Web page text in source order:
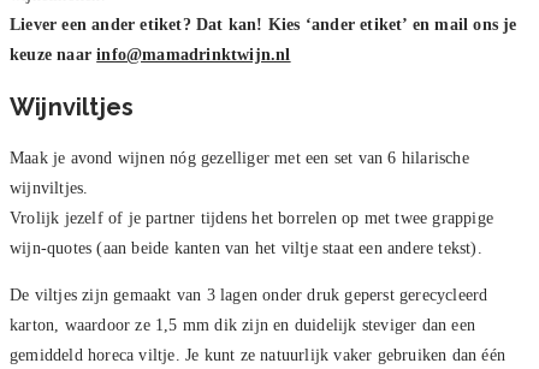
Liever een ander etiket? Dat kan! Kies ‘ander etiket’ en mail ons je
keuze naarinfo@mamadrinktwijn.nl
Wijnviltjes
Maak je avond wijnen nóg gezelliger met een set van 6 hilarische
wijnviltjes.
Vrolijk jezelf of je partner tijdens het borrelen op met twee grappige
wijn-quotes (aan beide kanten van het viltje staat een andere tekst).
De viltjes zijn gemaakt van 3 lagen onder druk geperst gerecycleerd
karton, waardoor ze 1,5 mm dik zijn en duidelijk steviger dan een
gemiddeld horeca viltje. Je kunt ze natuurlijk vaker gebruiken dan één